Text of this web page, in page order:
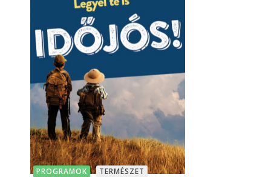
PROGRAMOK TERMÉSZET